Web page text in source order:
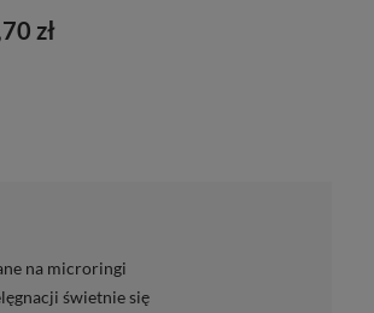
zł
na microringi
świetnie się